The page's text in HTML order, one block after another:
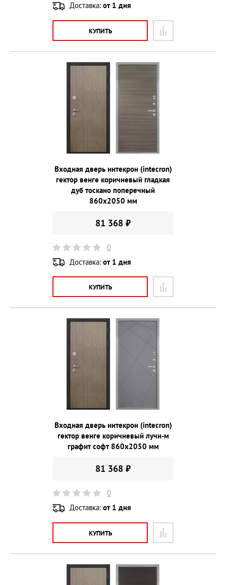
Доставка: от 1 дня
КУПИТЬ
Входная дверь интекрон (intecron)
гектор венге коричневый гладкая
дуб тоскано поперечный
860х2050 мм
81 368 ₽
0
Доставка: от 1 дня
КУПИТЬ
Входная дверь интекрон (intecron)
гектор венге коричневый лучи-м
графит софт 860х2050 мм
81 368 ₽
0
Доставка: от 1 дня
КУПИТЬ